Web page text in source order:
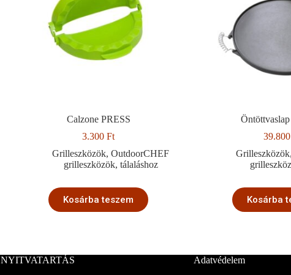
Calzone PRESS
3.300Ft
Grilleszközök,OutdoorCHEF
grilleszközök, tálaláshoz
Kosárba teszem
Grilleszközök
Kosárba
NYITVATARTÁS Adatvédelem